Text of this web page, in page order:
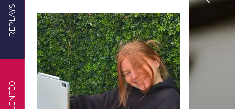
REPLAYS
TÉMOIGNAGES